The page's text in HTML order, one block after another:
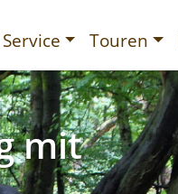
Service Touren
mit